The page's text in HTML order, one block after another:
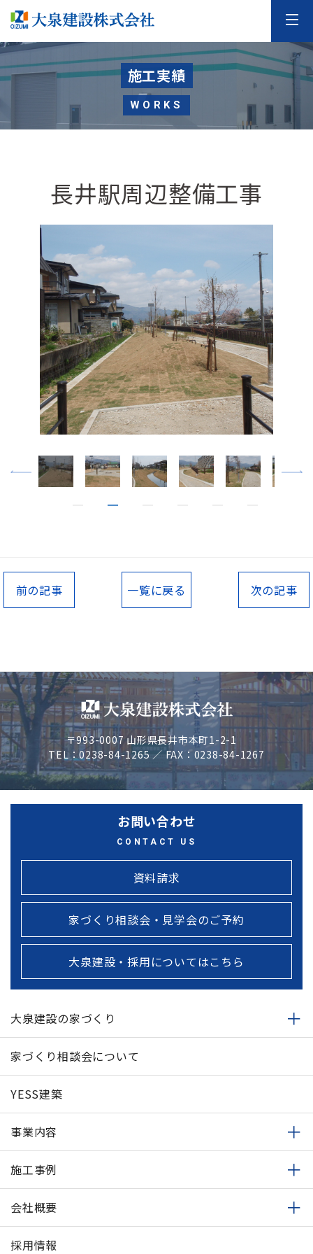
施工実績
WORKS
長井駅周辺整備工事
前の記事 一覧に戻る 次の記事
〒993-0007 山形県長井市本町1-2-1
TEL：0238-84-1265 ／ FAX：0238-84-1267
お問い合わせ
CONTACT US
資料請求
家づくり相談会・見学会のご予約
大泉建設・採用についてはこちら
大泉建設の家づくり
家づくり相談会について
YESS建築
事業内容
施工事例
会社概要
採用情報